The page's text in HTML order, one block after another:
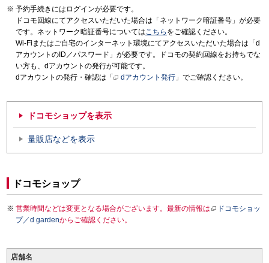
予約手続きにはログインが必要です。
ドコモ回線にてアクセスいただいた場合は「ネットワーク暗証番号」が必要
です。ネットワーク暗証番号についてはこちら をご確認ください。
Wi-Fiまたはご自宅のインターネット環境にてアクセスいただいた場合は「d
アカウントのID／パスワード」が必要です。ドコモの契約回線をお持ちでな
い方も、dアカウントの発行が可能です。
dアカウントの発行・確認は「
dアカウント発行 」でご確認ください。
ドコモショップを表示
量販店などを表示
ドコモショップ
営業時間などは変更となる場合がございます。最新の情報は
ドコモショッ
プ／d gardenからご確認ください。
店舗名